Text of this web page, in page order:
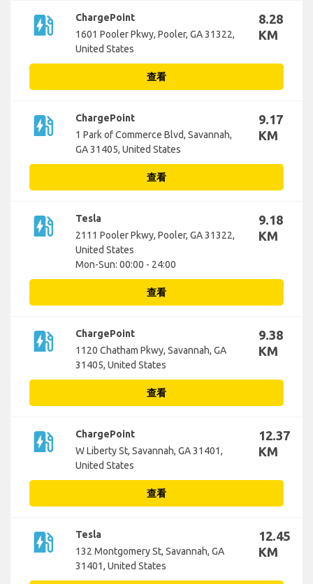
ev_station
ChargePoint
1601 Pooler Pkwy, Pooler, GA 31322,
United States
8.28
KM
查看
ev_station
ChargePoint
1 Park of Commerce Blvd, Savannah,
GA 31405, United States
9.17
KM
查看
ev_station
Tesla
2111 Pooler Pkwy, Pooler, GA 31322,
United States
Mon-Sun: 00:00 - 24:00
9.18
KM
查看
ev_station
ChargePoint
1120 Chatham Pkwy, Savannah, GA
31405, United States
9.38
KM
查看
ev_station
ChargePoint
W Liberty St, Savannah, GA 31401,
United States
12.37
KM
查看
ev_station
Tesla
132 Montgomery St, Savannah, GA
31401, United States
12.45
KM